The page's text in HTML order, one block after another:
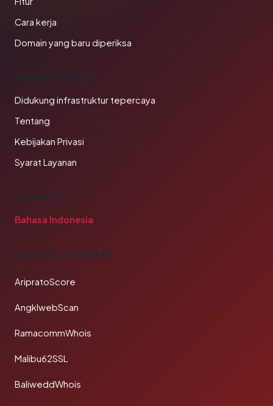
Cara kerja
Domain yang baru diperiksa
PERUSAHAAN
Didukung infrastruktur tepercaya
Tentang
Kebijakan Privasi
Syarat Layanan
BAHASA
Bahasa Indonesia
TAUTAN SAHABAT
AripratoScore
AngklwebScan
RamacommWhois
Malibu62SSL
BaliweddWhois